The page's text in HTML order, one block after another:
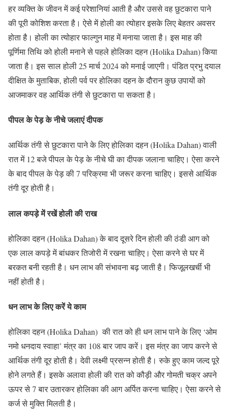
हर व्यक्ति के जीवन में कई परेशानियां आती है और उससे वह छुटकारा पाने
की पूरी कोशिश करता है। ऐसे में होली का त्योहार इसके लिए बेहतर अवसर
होता है। होली का त्योहार फाल्गुन माह में मनाया जाता है। इस माह की
पूर्णिमा तिथि को होली मनाने से पहले होलिका दहन (Holika Dahan) किया
जाता है। इस साल होली 25 मार्च 2024 को मनाई जाएगी। पंडित प्रभु दयाल
दीक्षित के मुताबिक, होली पर्व पर होलिका दहन के दौरान कुछ उपायों को
आजमाकर वह आर्थिक तंगी से छुटकारा पा सकता है।
पीपल के पेड़ के नीचे जलाएं दीपक
आर्थिक तंगी से छुटकारा पाने के लिए होलिका दहन (Holika Dahan) वाली
रात में 12 बजे पीपल के पेड़ के नीचे घी का दीपक जलाना चाहिए। ऐसा करने
के बाद पीपल के पेड़ की 7 परिक्रमा भी जरूर करना चाहिए। इससे आर्थिक
तंगी दूर होती है।
लाल कपड़े में रखें होली की राख
होलिका दहन (Holika Dahan) के बाद दूसरे दिन होली की ठंडी आग को
एक लाल कपड़े में बांधकर तिजोरी में रखना चाहिए। ऐसा करने से घर में
बरकत बनी रहती है। धन लाभ की संभावना बढ़ जाती है। फिजूलखर्ची भी
नहीं होती है।
धन लाभ के लिए करें ये काम
होलिका दहन (Holika Dahan) की रात को ही धन लाभ पाने के लिए ‘ओम
नमो धनदाय स्वाहा’ मंत्र का 108 बार जाप करें। इस मंत्र का जाप करने से
आर्थिक तंगी दूर होती है। देवी लक्ष्मी प्रसन्न होती है। रुके हुए काम जल्द पूरे
होने लगते हैं। इसके अलावा होली की रात को कौड़ी और गोमती चक्र अपने
ऊपर से 7 बार उतारकर होलिका की आग अर्पित करना चाहिए। ऐसा करने से
कर्ज से मुक्ति मिलती है।